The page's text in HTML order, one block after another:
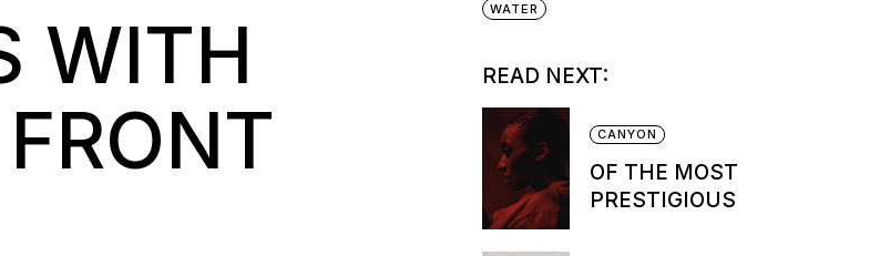
WITH
WATER
READ NEXT:
CANYON
OF THE MOST
PRESTIGIOUS